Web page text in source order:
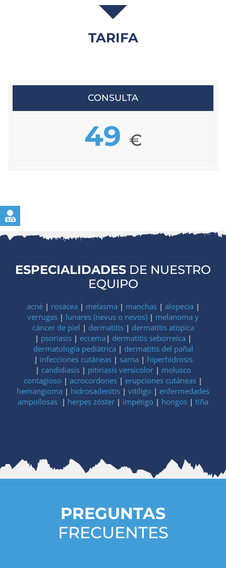
TARIFA
CONSULTA
49 €
ESPECIALIDADES DE NUESTRO
EQUIPO
acné| rosácea | melasma | manchas| alopecia |
verrugas | lunares (nevus o nevos) | melanoma y
cáncer de piel | dermatitis| dermatitis atópica
| psoriasis| eccema | dermatitis seborreica |
dermatología pediátrica | dermatitis del pañal
| infecciones cutáneas| sarna | hiperhidrosis
| candidiasis| pitiriasis versicolor| molusco
contagioso | acrocordones | erupciones cutáneas |
hemangioma | hidrosadenitis | vitíligo | enfermedades
ampollosas | herpes zóster | impétigo | hongos | tiña
PREGUNTAS
FRECUENTES